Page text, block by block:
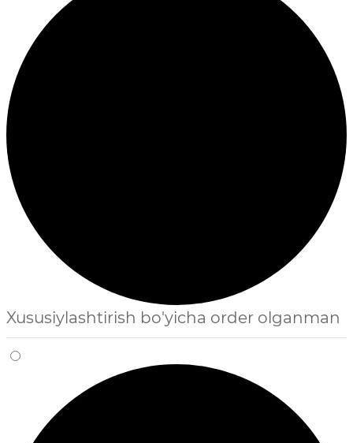
Xususiylashtirish bo'yicha order olganman